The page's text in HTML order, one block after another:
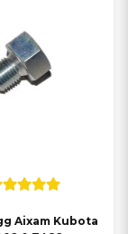
Aixam Kubota